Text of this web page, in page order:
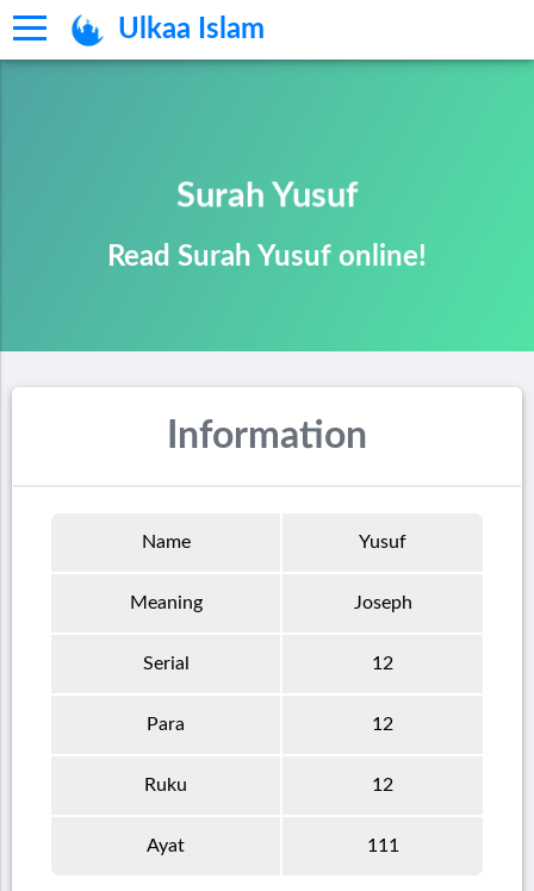
Ulkaa Islam
Surah Yusuf
Read Surah Yusuf online!
Information
Name Yusuf
Meaning Joseph
Serial 12
Para 12
Ruku 12
Ayat 111